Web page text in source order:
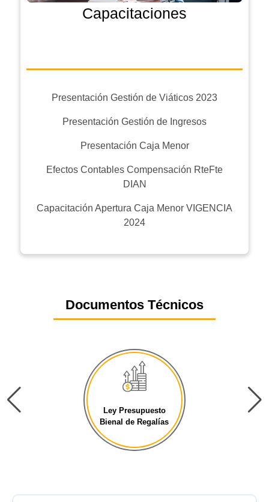
Capacitaciones
Presentación Gestión de Viáticos 2023
Presentación Gestión de Ingresos
Presentación Caja Menor
Efectos Contables Compensación RteFte
DIAN
Capacitación Apertura Caja Menor VIGENCIA
2024
Documentos Técnicos
Ley Presupuesto
Bienal de Regalías